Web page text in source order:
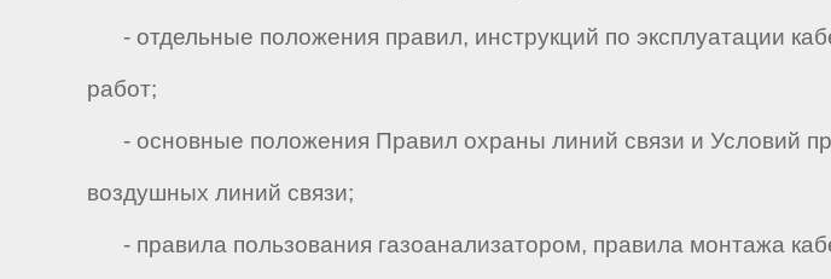
- отдельные положения правил, инструкций по эксплуатации
работ;
- основные положения Правил охраны линий связи и Условий
воздушных линий связи;
- правила пользования газоанализатором, правила монтажа